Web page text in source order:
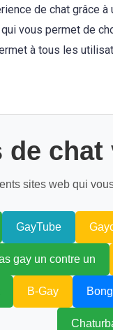
de chat grâce
vous permet de
à tous les
de
sites web qui
GayTube
gay un contre un
B-Gay